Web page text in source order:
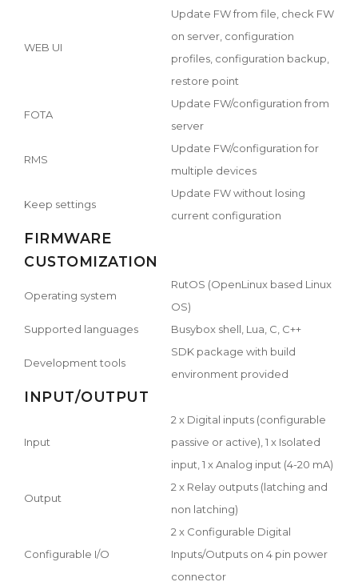
WEB UI
Update FW from file, check FW
on server, configuration
profiles, configuration backup,
restore point
FOTA
Update FW/configuration from
server
RMS
Update FW/configuration for
multiple devices
Keep settings
Update FW without losing
current configuration
FIRMWARE
CUSTOMIZATION
Operating system
RutOS (OpenLinux based Linux
OS)
Supported languages
Busybox shell, Lua, C, C++
Development tools
SDK package with build
environment provided
INPUT/OUTPUT
Input
2 x Digital inputs (configurable
passive or active), 1 x Isolated
input, 1 x Analog input (4-20 mA)
Output
2 x Relay outputs (latching and
non latching)
Configurable I/O
2 x Configurable Digital
Inputs/Outputs on 4 pin power
connector